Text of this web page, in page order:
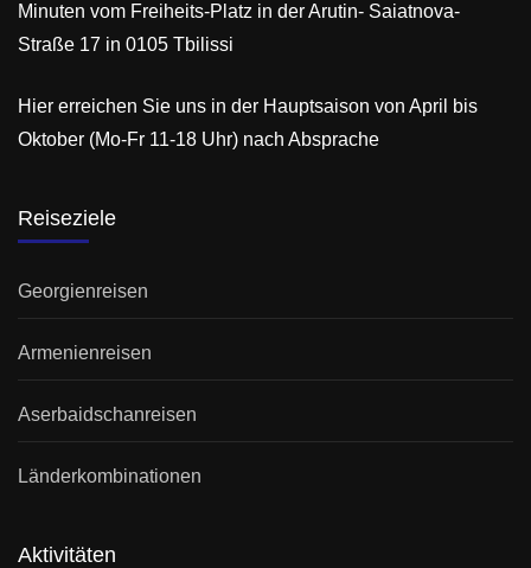
Minuten vom Freiheits-Platz in der Arutin- Saiatnova-
Straße 17 in 0105 Tbilissi
Hier erreichen Sie uns in der Hauptsaison von April bis
Oktober (Mo-Fr 11-18 Uhr) nach Absprache
Reiseziele
Georgienreisen
Armenienreisen
Aserbaidschanreisen
Länderkombinationen
Aktivitäten